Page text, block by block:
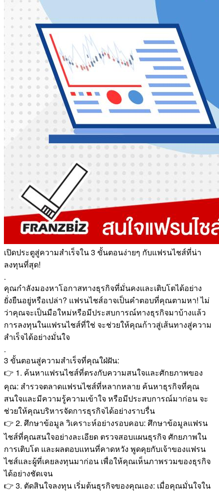
เปิดประตูสู่ความสำเร็จใน 3 ขั้นตอนง่ายๆ กับแฟรนไชส์ที่น่า
ลงทุนที่สุด!
.
คุณกำลังมองหาโอกาสทางธุรกิจที่มั่นคงและเติบโตได้อย่าง
ยั่งยืนอยู่หรือเปล่า? แฟรนไชส์อาจเป็นคำตอบที่คุณตามหา! ไม่
ว่าคุณจะเป็นมือใหม่หรือมีประสบการณ์ทางธุรกิจมาบ้างแล้ว
การลงทุนในแฟรนไชส์ที่ใช่ จะช่วยให้คุณก้าวสู่เส้นทางสู่ความ
สำเร็จได้อย่างมั่นใจ
.
3 ขั้นตอนสู่ความสำเร็จที่คุณใฝ่ฝัน:
👉 1. ค้นหาแฟรนไชส์ที่ตรงกับความสนใจและศักยภาพของ
คุณ: สำรวจตลาดแฟรนไชส์ที่หลากหลาย ค้นหาธุรกิจที่คุณ
สนใจและมีความรู้ความเข้าใจ หรือมีประสบการณ์มาก่อน จะ
ช่วยให้คุณบริหารจัดการธุรกิจได้อย่างราบรื่น
👉 2. ศึกษาข้อมูล วิเคราะห์อย่างรอบคอบ: ศึกษาข้อมูลแฟรน
ไชส์ที่คุณสนใจอย่างละเอียด ตรวจสอบแผนธุรกิจ ศักยภาพใน
การเติบโต และผลตอบแทนที่คาดหวัง พูดคุยกับเจ้าของแฟรน
ไชส์และผู้ที่เคยลงทุนมาก่อน เพื่อให้คุณเห็นภาพรวมของธุรกิจ
ได้อย่างชัดเจน
👉 3. ตัดสินใจลงทุน เริ่มต้นธุรกิจของคุณเอง: เมื่อคุณมั่นใจใน